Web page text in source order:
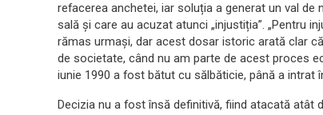
refacerea anchetei, iar soluția a generat un val
sală și care au acuzat atunci „injustiția”. „Pentru
rămas urmași, dar acest dosar istoric arată clar
de societate, când nu am parte de acest proces
iunie 1990 a fost bătut cu sălbăticie, până a intrat
Decizia nu a fost însă definitivă, fiind atacată atât